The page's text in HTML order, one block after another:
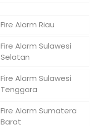
Fire Alarm Riau
Fire Alarm Sulawesi
Selatan
Fire Alarm Sulawesi
Tenggara
Fire Alarm Sumatera
Barat